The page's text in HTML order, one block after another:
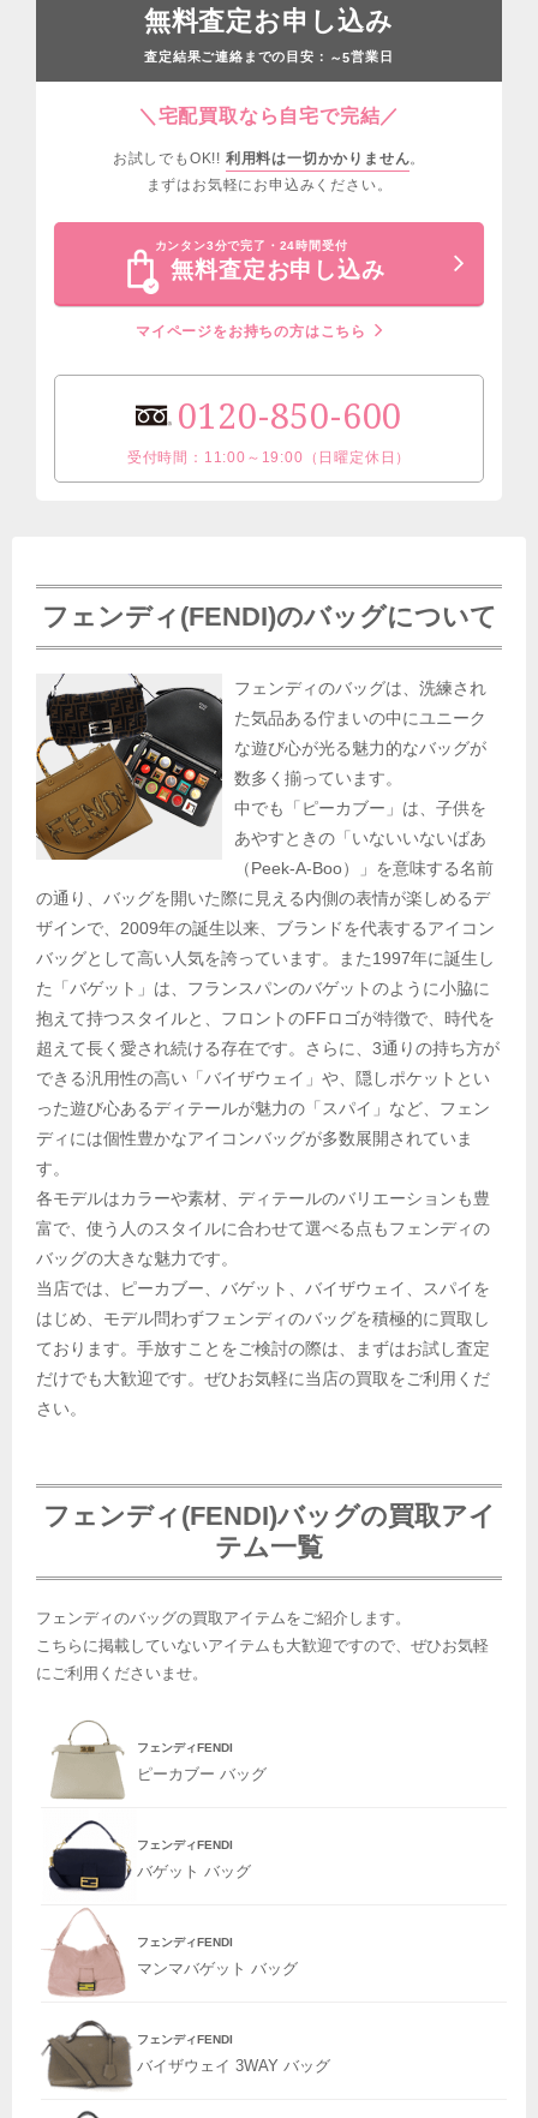
無料査定お申し込み
査定結果ご連絡までの目安： ～5営業日
＼宅配買取なら自宅で完結／
お試しでもOK!! 利用料は一切かかりません。
まずはお気軽にお申込みください。
カンタン3分で完了・24時間受付
無料査定お申し込み
マイページをお持ちの方はこちら
0120-850-600
受付時間：11:00～19:00（日曜定休日）
フェンディ(FENDI)のバッグについて
フェンディのバッグは、洗練され
た気品ある佇まいの中にユニーク
な遊び心が光る魅力的なバッグが
数多く揃っています。
中でも「ピーカブー」は、子供を
あやすときの「いないいないばあ
（Peek-A-Boo）」を意味する名前
の通り、バッグを開いた際に見える内側の表情が楽しめるデ
ザインで、2009年の誕生以来、ブランドを代表するアイコン
バッグとして高い人気を誇っています。また1997年に誕生し
た「バゲット」は、フランスパンのバゲットのように小脇に
抱えて持つスタイルと、フロントのFFロゴが特徴で、時代を
超えて長く愛され続ける存在です。さらに、3通りの持ち方が
できる汎用性の高い「バイザウェイ」や、隠しポケットとい
った遊び心あるディテールが魅力の「スパイ」など、フェン
ディには個性豊かなアイコンバッグが多数展開されていま
す。
各モデルはカラーや素材、ディテールのバリエーションも豊
富で、使う人のスタイルに合わせて選べる点もフェンディの
バッグの大きな魅力です。
当店では、ピーカブー、バゲット、バイザウェイ、スパイを
はじめ、モデル問わずフェンディのバッグを積極的に買取し
ております。手放すことをご検討の際は、まずはお試し査定
だけでも大歓迎です。ぜひお気軽に当店の買取をご利用くだ
さい。
フェンディ(FENDI)バッグの買取アイ
テム一覧
フェンディのバッグの買取アイテムをご紹介します。
こちらに掲載していないアイテムも大歓迎ですので、ぜひお気軽
にご利用くださいませ。
フェンディFENDI
ピーカブー バッグ
フェンディFENDI
バゲット バッグ
フェンディFENDI
マンマバゲット バッグ
フェンディFENDI
バイザウェイ 3WAY バッグ